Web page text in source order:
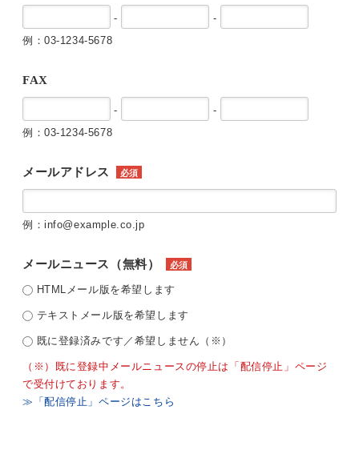
-
-
例：03-1234-5678
FAX
-
-
例：03-1234-5678
メールアドレス 必須
例：info@example.co.jp
メールニュース（無料） 必須
HTMLメール版を希望します
テキストメール版を希望します
既に登録済みです／希望しません（※）
（※）既に登録中メールニュースの停止は「配信停止」ページ
で受付けております。
≫「配信停止」ページはこちら